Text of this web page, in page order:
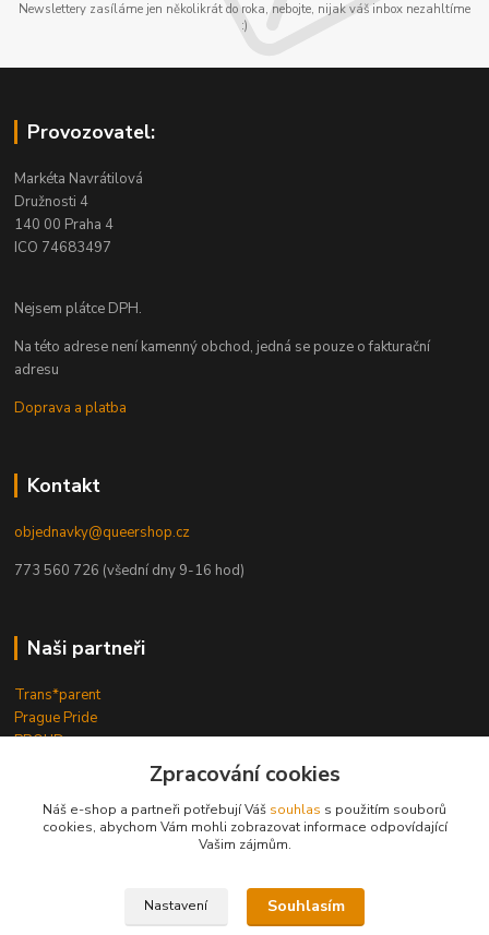
Newslettery zasíláme jen několikrát do roka, nebojte, nijak váš inbox nezahltíme
:)
Provozovatel:
Markéta Navrátilová
Družnosti 4
140 00 Praha 4
ICO 74683497
Nejsem plátce DPH.
Na této adrese není kamenný obchod, jedná se pouze o fakturační
adresu
Doprava a platba
Kontakt
objednavky@queershop.cz
773 560 726 (všední dny 9-16 hod)
Naši partneři
Trans*parent
Prague Pride
PROUD
Stud Brno
Mezipatra
Zpracování cookies
Náš e-shop a partneři potřebují Váš souhlas s použitím souborů
cookies, abychom Vám mohli zobrazovat informace odpovídající
Vašim zájmům.
Nastavení Souhlasím